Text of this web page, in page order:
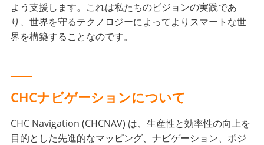
よう支援します。これは私たちのビジョンの実践であ
り、世界を守るテクノロジーによってよりスマートな世
界を構築することなのです。
CHCナビゲーションについて
CHC Navigation (CHCNAV) は、生産性と効率性の向上を
目的とした先進的なマッピング、ナビゲーション、ポジ